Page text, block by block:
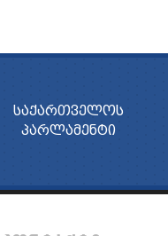
ᲡᲐᲥᲐᲠᲗᲕᲔᲚᲝᲡ
ᲞᲐᲠᲚᲐᲛᲔᲜᲢᲘ